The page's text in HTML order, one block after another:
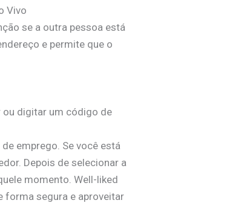
Vivo
se a outra pessoa está
e permite que o
ou digitar um código de
emprego. Se você está
Depois de selecionar a
momento. Well-liked
forma segura e aproveitar